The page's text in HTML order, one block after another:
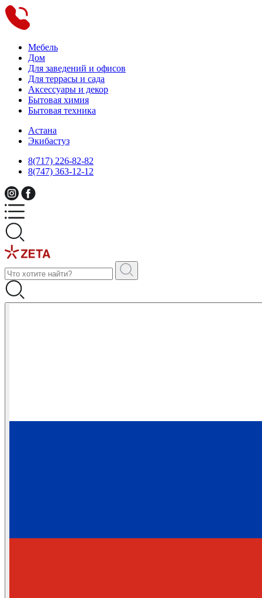
Мебель
Дом
Для заведений и офисов
Для террасы и сада
Аксессуары и декор
Бытовая химия
Бытовая техника
Астана
Экибастуз
8(717) 226-82-82
8(747) 363-12-12